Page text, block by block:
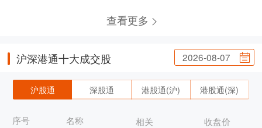
查看更多
沪深港通十大成交股 2026-08-07
沪股通 深股通 港股通(沪) 港股通(深)
序号 名称 相关 收盘价